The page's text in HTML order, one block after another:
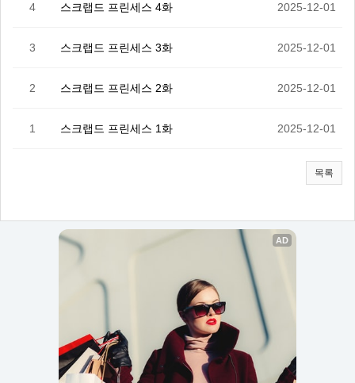
4 스크랩드 프린세스 4화 2025-12-01
3 스크랩드 프린세스 3화 2025-12-01
2 스크랩드 프린세스 2화 2025-12-01
1 스크랩드 프린세스 1화 2025-12-01
목록